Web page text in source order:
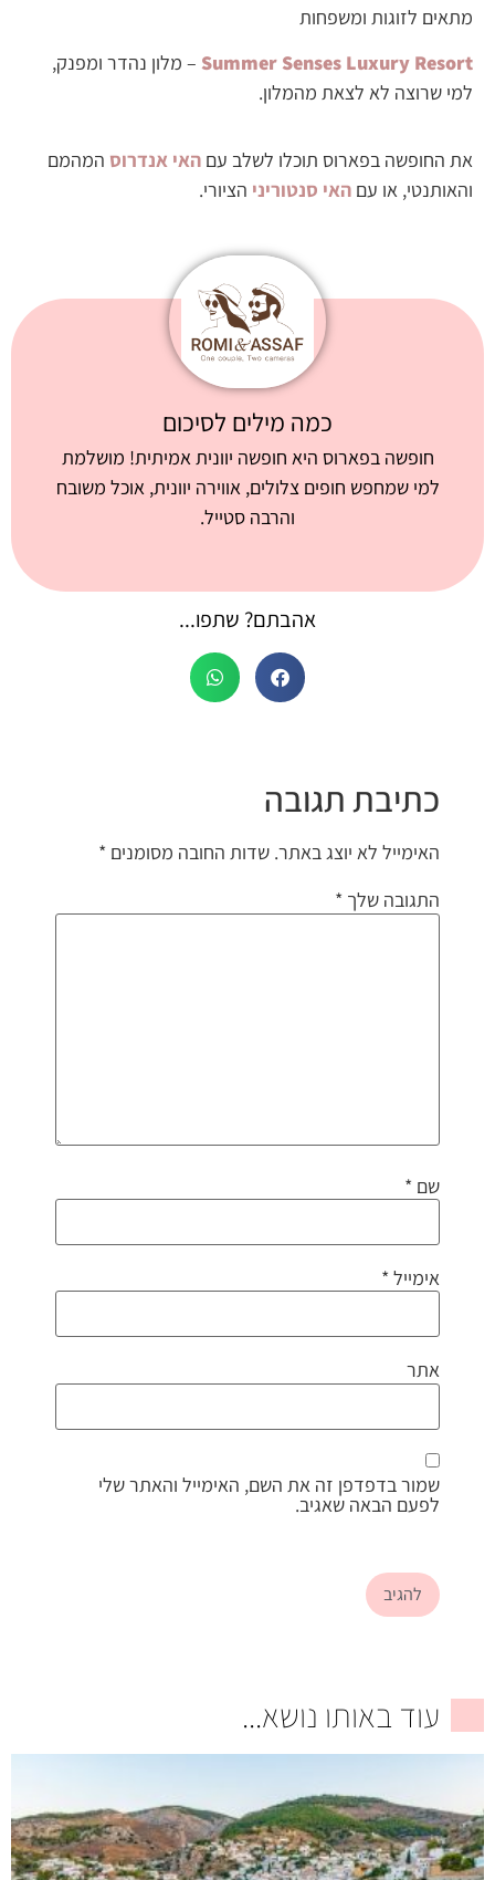
מתאים לזוגות ומשפחות
Summer Senses Luxury Resort – מלון נהדר ומפנק,
למי שרוצה לא לצאת מהמלון.
את החופשה בפארוס תוכלו לשלב עם האי אנדרוס המהמם
והאותנטי, או עם האי סנטוריני הציורי.
כמה מילים לסיכום
חופשה בפארוס היא חופשה יוונית אמיתית! מושלמת
למי שמחפש חופים צלולים, אווירה יוונית, אוכל משובח
והרבה סטייל.
אהבתם? שתפו...
כתיבת תגובה
האימייל לא יוצג באתר. שדות החובה מסומנים *
התגובה שלך *
שם *
אימייל*
אתר
שמור בדפדפן זה את השם, האימייל והאתר שלי
לפעם הבאה שאגיב.
עוד באותו נושא...